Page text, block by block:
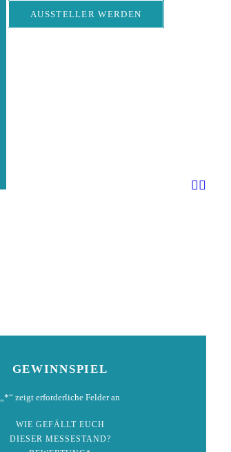
AUSSTELLER WERDEN
GEWINNSPIEL
„*“ zeigt erforderliche Felder an
WIE GEFÄLLT EUCH
DIESER MESSESTAND?